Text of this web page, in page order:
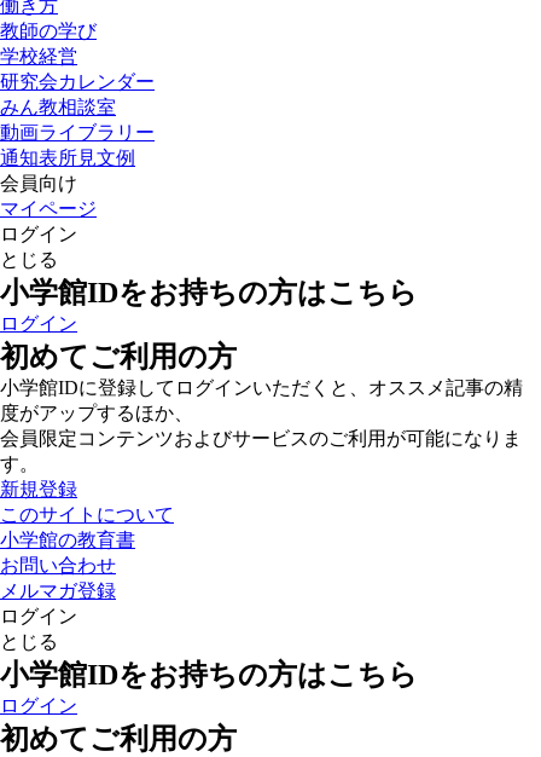
働き方
教師の学び
学校経営
研究会カレンダー
みん教相談室
動画ライブラリー
通知表所見文例
会員向け
マイページ
ログイン
とじる
小学館IDをお持ちの方はこちら
ログイン
初めてご利用の方
小学館IDに登録してログインいただくと、オススメ記事の精
度がアップするほか、
会員限定コンテンツおよびサービスのご利用が可能になりま
す。
新規登録
このサイトについて
小学館の教育書
お問い合わせ
メルマガ登録
ログイン
とじる
小学館IDをお持ちの方はこちら
ログイン
初めてご利用の方